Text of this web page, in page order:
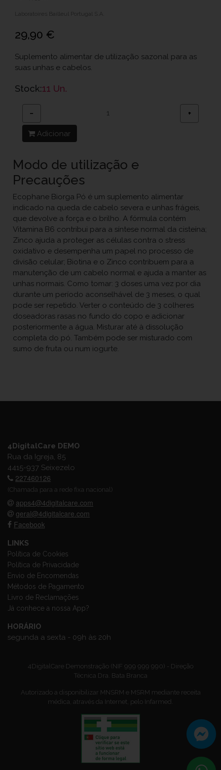
Laboratoires Bailleul Portugal S.A.
29,90 €
Suplemento alimentar de utilização sazonal para as
suas unhas e cabelos.
Stock:11 Un.
− +
Adicionar
Modo de utilização e
Precauções
Ecophane Biorga Pó é um suplemento alimentar
indicado na queda de cabelo severa e unhas frágeis,
que devolve a força e o brilho. A fórmula contém
Vitamina B6 contribui para a síntese normal da cisteína;
Zinco ajuda a proteger as células contra o stress
oxidativo e desempenha um papel no processo de
divisão celular; Biotina e o Zinco contribuem para a
manutenção de um cabelo normal e ajuda a manter as
unhas normais. Como tomar: 3 doses uma vez por dia
durante um período aconselhável de 3 meses, o qual
pode ser repetido. Verter o conteúdo de 3 colheres
doseadoras rasas no fundo do copo e adicionar
posteriormente a água. Misturar até à dissolução
completa do pó. Também pode ser misturado com
sumo de fruta ou num iogurte.
4DigitalCare DEMO
Rua da Igreja, 85
4415-937 Seixezelo
227460126
(Chamada para a rede fixa nacional)
apps4@4digitalcare.com
geral@4digitalcare.com
Facebook
LINKS
Política de Cookies
Política de Privacidade
Envio de Encomendas
Métodos de Pagamento
Livro de Reclamações
Já conhece a nossa App?
HORÁRIO
segunda a sexta - 09h às 20h
4DigitalCare Demonstração (NIF 999 999 990) - Direção
Técnica Dra. Bata Branca
Autorizado a disponibilizar MNSRM e MSRM mediante receita
médica, através da Internet, pelo Infarmed.